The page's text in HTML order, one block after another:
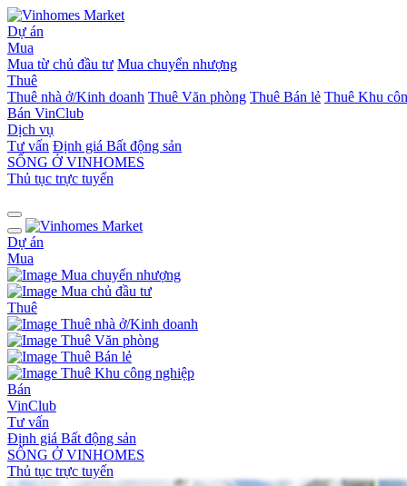
Dự án
Mua
Mua từ chủ đầu tư Mua chuyển nhượng
Thuê
Thuê nhà ở/Kinh doanh Thuê Văn phòng Thuê Bán lẻ Thuê Khu
Bán VinClub
Dịch vụ
Tư vấn Định giá Bất động sản
SỐNG Ở VINHOMES
Thủ tục trực tuyến
Dự án
Mua
Mua chuyển nhượng
Mua chủ đầu tư
Thuê
Thuê nhà ở/Kinh doanh
Thuê Văn phòng
Thuê Bán lẻ
Thuê Khu công nghiệp
Bán
VinClub
Tư vấn
Định giá Bất động sản
SỐNG Ở VINHOMES
Thủ tục trực tuyến